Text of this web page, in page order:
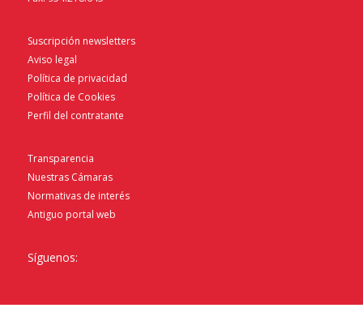
Suscripción newsletters
Aviso legal
Política de privacidad
Política de Cookies
Perfil del contratante
Transparencia
Nuestras Cámaras
Normativas de interés
Antiguo portal web
Síguenos: